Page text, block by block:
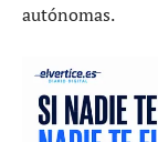
autónomas.